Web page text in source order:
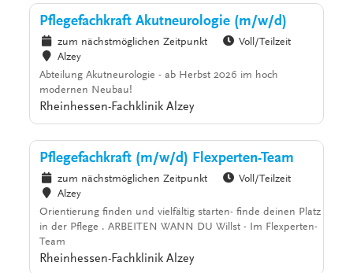
Pflegefachkraft Akutneurologie (m/w/d)
zum nächstmöglichen Zeitpunkt
Voll/Teilzeit
Alzey
Abteilung Akutneurologie - ab Herbst 2026 im hoch
modernen Neubau!
Rheinhessen-Fachklinik Alzey
Pflegefachkraft (m/w/d) Flexperten-Team
zum nächstmöglichen Zeitpunkt
Voll/Teilzeit
Alzey
Orientierung finden und vielfältig starten- finde deinen Platz
in der Pflege . ARBEITEN WANN DU Willst - Im Flexperten-
Team
Rheinhessen-Fachklinik Alzey